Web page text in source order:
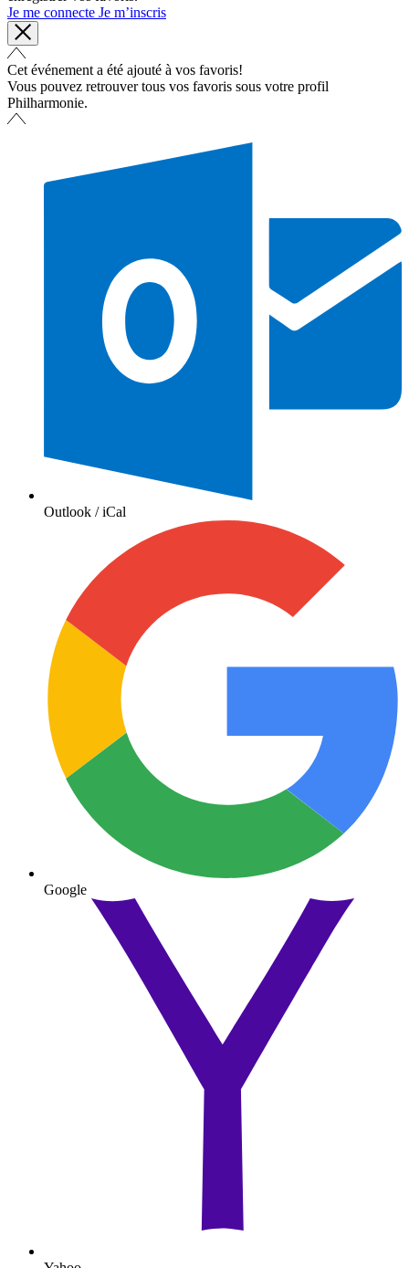
Je me connecte Je m’inscris
Cet événement a été ajouté à vos favoris!
Vous pouvez retrouver tous vos favoris sous votre profil
Philharmonie.
Outlook / iCal
Google